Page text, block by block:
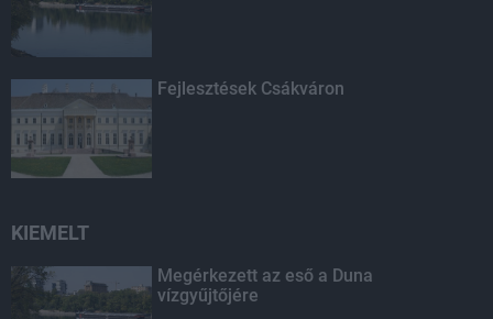
Fejlesztések Csákváron
KIEMELT
Megérkezett az eső a Duna
vízgyűjtőjére